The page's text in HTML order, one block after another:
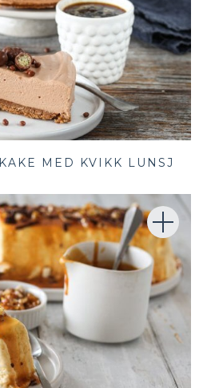
MED KVIKK LUNSJ